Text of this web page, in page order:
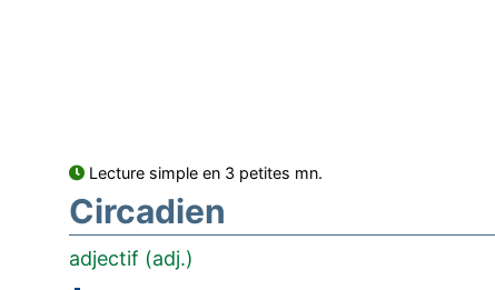
Lecture simple en 3 petites mn.
Circadien
adjectif (adj.)